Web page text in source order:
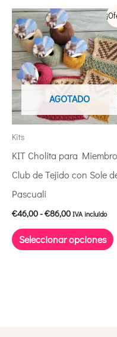
AGOTADO
Kits
KIT Cholita para
Club de Tejido con Sole
Pascuali
€46,00-€86,00
Rango
de
precios:
desde
€46,00
hasta
€86,00
IVA incluído
Seleccionar opciones